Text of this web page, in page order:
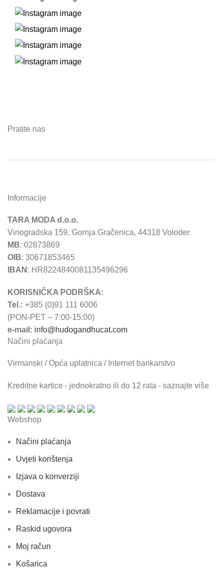
Pratite nas
Informacije
TARA MODA d.o.o.
Vinogradska 159, Gornja Gračenica, 44318 Voloder
MB: 02873869
OIB: 30671853465
IBAN : HR8224840081135496296
KORISNIČKA PODRŠKA:
Tel.: +385 (0)91 111 6006
(PON-PET – 7:00-15:00)
e-mail: info@hudogandhucat.com
Načini plaćanja
Virmanski / Opća uplatnica / Internet bankarstvo
Kreditne kartice - jednokratno ili do 12 rata - saznajte više
Webshop
Načini plaćanja
Uvjeti korištenja
Izjava o konverziji
Dostava
Reklamacije i povrati
Raskid ugovora
Moj račun
Košarica